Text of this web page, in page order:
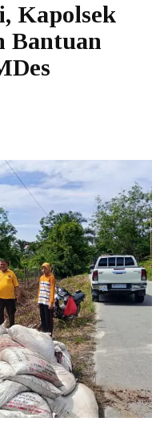
Kapolsek
Bantuan